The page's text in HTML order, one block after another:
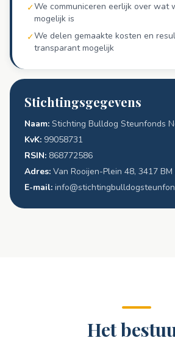
✓We communiceren eerlijk over wat
mogelijk is
✓We delen gemaakte kosten en
transparant mogelijk
Stichtingsgegevens
Naam: Stichting Bulldog Steunfonds
KvK: 99058731
RSIN: 868772586
Adres: Van Rooijen-Plein 48, 3417
E-mail:
Het